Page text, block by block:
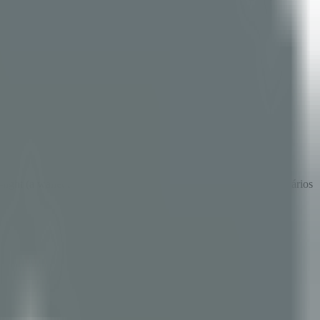
(a wallet SMS funciona em celulares básicos). 319 beneficiários